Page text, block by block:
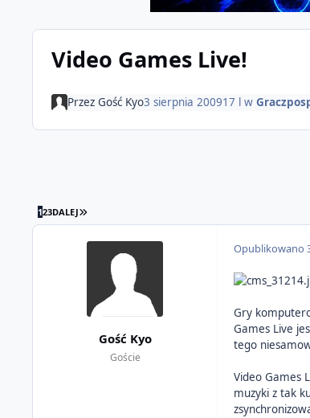
Video Games Live!
PrzezGość Kyo3 sierpnia 200917 lw
123DALEJ OSTATNIA STRONA
Gość Kyo
Goście
Opublikowano
Gry
Games Live
tego
Video Games
muzyki z tak